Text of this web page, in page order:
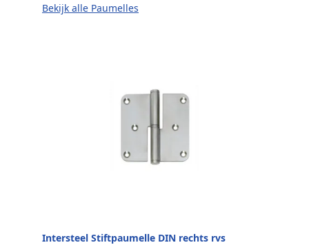
Bekijk alle Paumelles
Intersteel Stiftpaumelle DIN rechts rvs